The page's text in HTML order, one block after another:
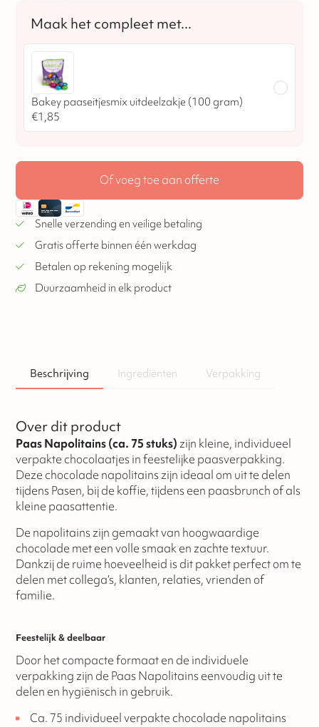
Bakey paaseitjesmix uitdeelzakje (100 gram)
€1,85
Of voeg toe aan offerte
Snelle verzending en veilige betaling
Gratis offerte binnen één werkdag
Betalen op rekening mogelijk
Duurzaamheid in elk product
Beschrijving Ingrediënten Verpakking
Over dit product
Paas Napolitains (ca. 75 stuks) zijn kleine, individueel
verpakte chocolaatjes in feestelijke paasverpakking.
Deze chocolade napolitains zijn ideaal om uit te delen
tijdens Pasen, bij de koffie, tijdens een paasbrunch of als
kleine paasattentie.
De napolitains zijn gemaakt van hoogwaardige
chocolade met een volle smaak en zachte textuur.
Dankzij de ruime hoeveelheid is dit pakket perfect om te
delen met collega’s, klanten, relaties, vrienden of
familie.
Feestelijk & deelbaar
Door het compacte formaat en de individuele
verpakking zijn de Paas Napolitains eenvoudig uit te
delen en hygiënisch in gebruik.
Ca. 75 individueel verpakte chocolade napolitains